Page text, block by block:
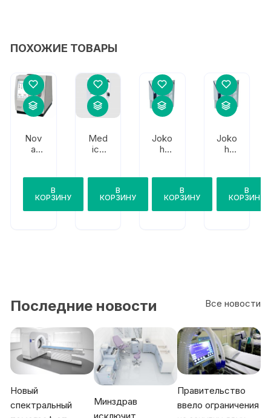
ПОХОЖИЕ ТОВАРЫ
Nov
a
рНО
x
Plus
В
КОРЗИНУ
Med
ica
Easy
Lyte
Plus
В
КОРЗИНУ
Joko
h
В
КОРЗИНУ
Joko
h
В
КОРЗИНУ
Все новости
Последние новости
Новый
спектральный
Минздрав
Правительство
ввело ограничения